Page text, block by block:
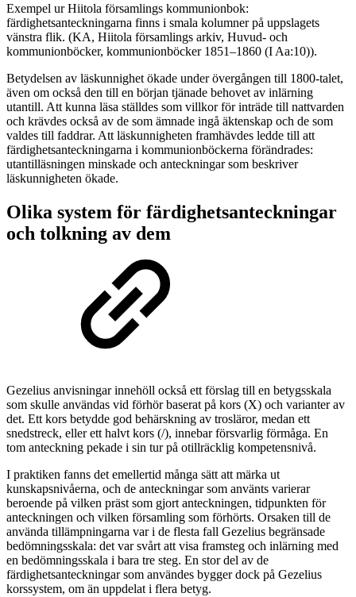
Exempel ur Hiitola församlings kommunionbok:
färdighetsanteckningarna finns i smala kolumner på uppslagets
vänstra flik. (KA, Hiitola församlings arkiv, Huvud- och
kommunionböcker, kommunionböcker 1851–1860 (I Aa:10)).
Betydelsen av läskunnighet ökade under övergången till 1800-talet,
även om också den till en början tjänade behovet av inlärning
utantill. Att kunna läsa ställdes som villkor för inträde till nattvarden
och krävdes också av de som ämnade ingå äktenskap och de som
valdes till faddrar. Att läskunnigheten framhävdes ledde till att
färdighetsanteckningarna i kommunionböckerna förändrades:
utantilläsningen minskade och anteckningar som beskriver
läskunnigheten ökade.
Olika system för färdighetsanteckningar
och tolkning av dem
Gezelius anvisningar innehöll också ett förslag till en betygsskala
som skulle användas vid förhör baserat på kors (X) och varianter av
det. Ett kors betydde god behärskning av trosläror, medan ett
snedstreck, eller ett halvt kors (/), innebar försvarlig förmåga. En
tom anteckning pekade i sin tur på otillräcklig kompetensnivå.
I praktiken fanns det emellertid många sätt att märka ut
kunskapsnivåerna, och de anteckningar som använts varierar
beroende på vilken präst som gjort anteckningen, tidpunkten för
anteckningen och vilken församling som förhörts. Orsaken till de
använda tillämpningarna var i de flesta fall Gezelius begränsade
bedömningsskala: det var svårt att visa framsteg och inlärning med
en bedömningsskala i bara tre steg. En stor del av de
färdighetsanteckningar som användes bygger dock på Gezelius
korssystem, om än uppdelat i flera betyg.